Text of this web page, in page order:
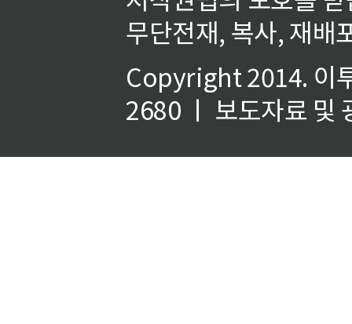
무단전재, 복사, 재배
Copyright 2014. 이
2680 ㅣ 보도자료